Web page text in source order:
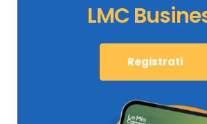
LMC
Registrati